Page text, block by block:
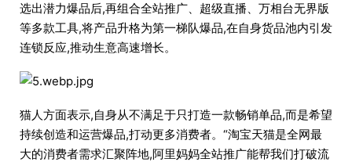
选出潜力爆品后,再组合全站推广、超级直播、万相台无界版
等多款工具,将产品升格为第一梯队爆品,在自身货品池内引发
连锁反应,推动生意高速增长。
猫人方面表示,自身从不满足于只打造一款畅销单品,而是希望
持续创造和运营爆品,打动更多消费者。“淘宝天猫是全网最
大的消费者需求汇聚阵地,阿里妈妈全站推广能帮我们打破流